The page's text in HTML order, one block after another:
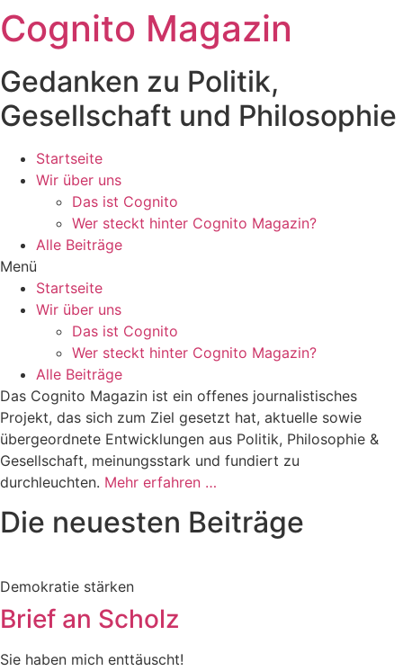
Zum
Inhalt
Cognito Magazin
Gedanken zu Politik,
Gesellschaft und Philosophie
Startseite
Wir über uns
Das ist Cognito
Wer steckt hinter Cognito Magazin?
Alle Beiträge
Menü
Startseite
Wir über uns
Das ist Cognito
Wer steckt hinter Cognito Magazin?
Alle Beiträge
Das Cognito Magazin ist ein offenes journalistisches
Projekt, das sich zum Ziel gesetzt hat, aktuelle sowie
übergeordnete Entwicklungen aus Politik, Philosophie &
Gesellschaft, meinungsstark und fundiert zu
durchleuchten. Mehr erfahren …
Die neuesten Beiträge
Demokratie stärken
Brief an Scholz
Sie haben mich enttäuscht!